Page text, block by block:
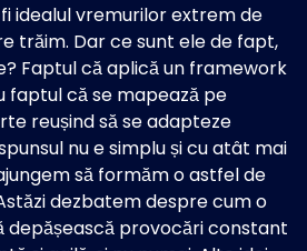
idealul vremurilor extrem de
trăim. Dar ce sunt ele de fapt,
Faptul că aplică un framework
faptul că se mapează pe
reușind să se adapteze
nu e simplu și cu atât mai
să formăm o astfel de
dezbatem despre cum o
depășească provocări constant